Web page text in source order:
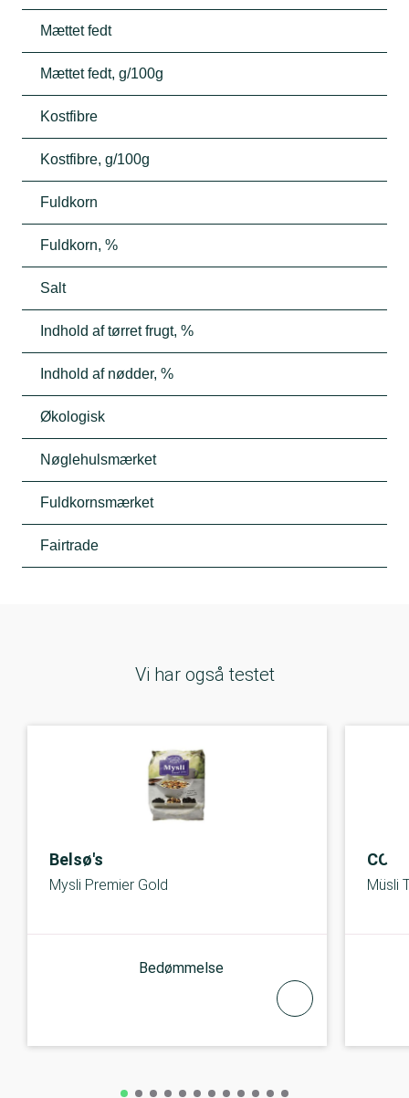
Mættet fedt
Mættet fedt, g/100g
Kostfibre
Kostfibre, g/100g
Fuldkorn
Fuldkorn, %
Salt
Indhold af tørret frugt, %
Indhold af nødder, %
Økologisk
Nøglehulsmærket
Fuldkornsmærket
Fairtrade
Vi har også testet
Belsø's
Mysli Premier Gold
Bedømmelse
Müsli